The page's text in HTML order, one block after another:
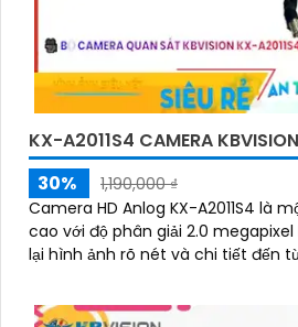
KX-A2011S4 CAMERA
30%
1,190,000 ₫
Camera HD Anlog KX-A2011S4 là
cao với độ phân giải 2.0 megapixel
lại hình ảnh rõ nét và chi tiết đến